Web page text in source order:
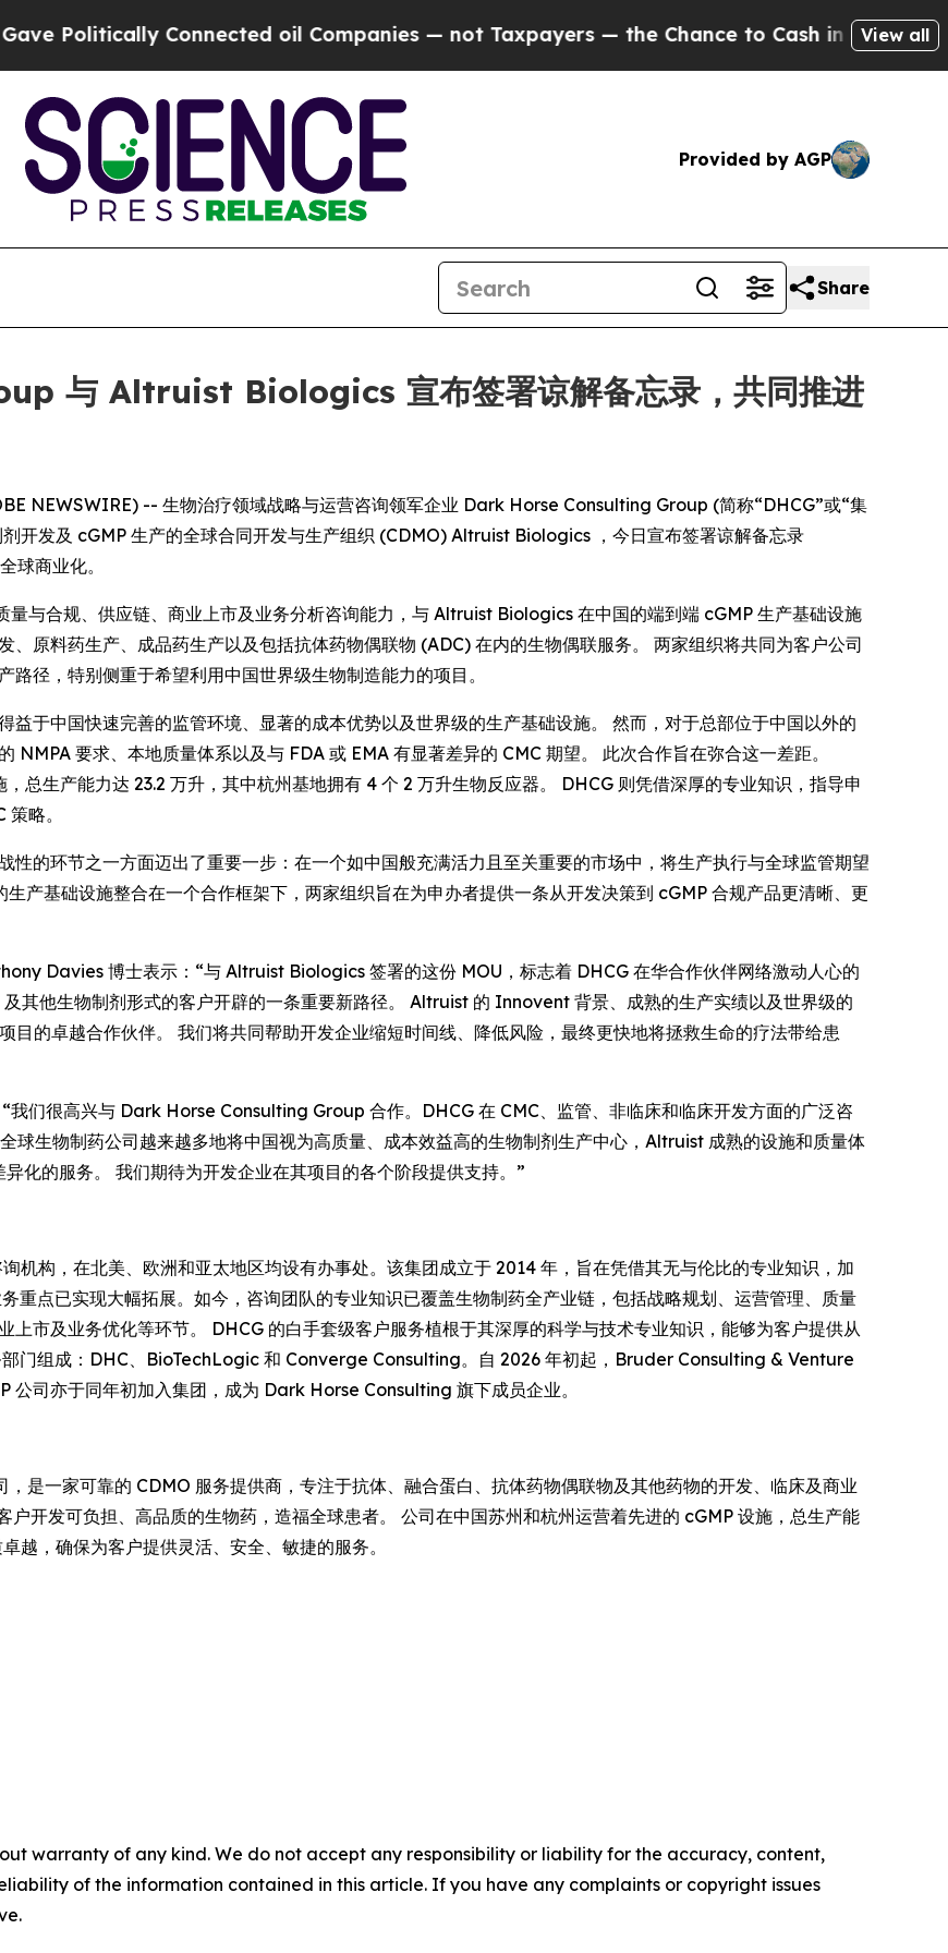
Connected oil Companies — not Taxpayers — the Chance to Cash in on PubliclyView all
Provided by AGP
Share
与 Altruist Biologics 宣布签署谅解备忘录，共同推进
NEWSWIRE) -- 生物治疗领域战略与运营咨询领军企业 Dark Horse Consulting Group (简称“DHCG”或“集
开发及 cGMP 生产的全球合同开发与生产组织 (CDMO) Altruist Biologics ，今日宣布签署谅解备忘录
球商业化。
量与合规、供应链、商业上市及业务分析咨询能力，与 Altruist Biologics 在中国的端到端 cGMP 生产基础设施
原料药生产、成品药生产以及包括抗体药物偶联物 (ADC) 在内的生物偶联服务。 两家组织将共同为客户公司
径，特别侧重于希望利用中国世界级生物制造能力的项目。
益于中国快速完善的监管环境、显著的成本优势以及世界级的生产基础设施。 然而，对于总部位于中国以外的
NMPA 要求、本地质量体系以及与 FDA 或 EMA 有显著差异的 CMC 期望。 此次合作旨在弥合这一差距。
总生产能力达 23.2 万升，其中杭州基地拥有 4 个 2 万升生物反应器。 DHCG 则凭借深厚的专业知识，指导申
略。
性的环节之一方面迈出了重要一步：在一个如中国般充满活力且至关重要的市场中，将生产执行与全球监管期望
产基础设施整合在一个合作框架下，两家组织旨在为申办者提供一条从开发决策到 cGMP 合规产品更清晰、更
Davies 博士表示：“与 Altruist Biologics 签署的这份 MOU，标志着 DHCG 在华合作伙伴网络激动人心的
其他生物制剂形式的客户开辟的一条重要新路径。 Altruist 的 Innovent 背景、成熟的生产实绩以及世界级的
目的卓越合作伙伴。 我们将共同帮助开发企业缩短时间线、降低风险，最终更快地将拯救生命的疗法带给患
们很高兴与 Dark Horse Consulting Group 合作。DHCG 在 CMC、监管、非临床和临床开发方面的广泛咨
球生物制药公司越来越多地将中国视为高质量、成本效益高的生物制剂生产中心，Altruist 成熟的设施和质量体
化的服务。 我们期待为开发企业在其项目的各个阶段提供支持。”
构，在北美、欧洲和亚太地区均设有办事处。该集团成立于 2014 年，旨在凭借其无与伦比的专业知识，加
重点已实现大幅拓展。如今，咨询团队的专业知识已覆盖生物制药全产业链，包括战略规划、运营管理、质量
上市及业务优化等环节。 DHCG 的白手套级客户服务植根于其深厚的科学与技术专业知识，能够为客户提供从
部门组成：DHC、BioTechLogic 和 Converge Consulting。自 2026 年初起，Bruder Consulting & Venture
司亦于同年初加入集团，成为 Dark Horse Consulting 旗下成员企业。
一家可靠的 CDMO 服务提供商，专注于抗体、融合蛋白、抗体药物偶联物及其他药物的开发、临床及商业
开发可负担、高品质的生物药，造福全球患者。 公司在中国苏州和杭州运营着先进的 cGMP 设施，总生产能
越，确保为客户提供灵活、安全、敏捷的服务。
warranty of any kind. We do not accept any responsibility or liability for the accuracy, content,
of the information contained in this article. If you have any complaints or copyright issues